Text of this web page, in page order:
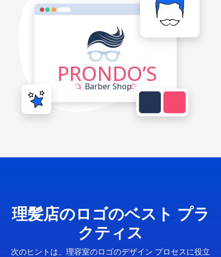
理髪店のロゴのベスト プラ
クティス
次のヒントは、理容室のロゴのデザイン プロセスに役立